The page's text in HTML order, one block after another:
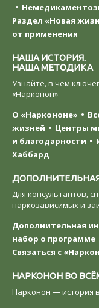
Раздел «Новая
от применения
НАША ИСТОРИЯ.
НАША МЕТОДИКА
Узнайте, в чём
«Нарконон»
О «Наркононе»
жизней
Центры
и благодарности
Хаббард
Для консультантов,
наркозависимых и
Дополнительная
набор о программе
Связаться с
НАРКОНОН ВО
Нарконон — история